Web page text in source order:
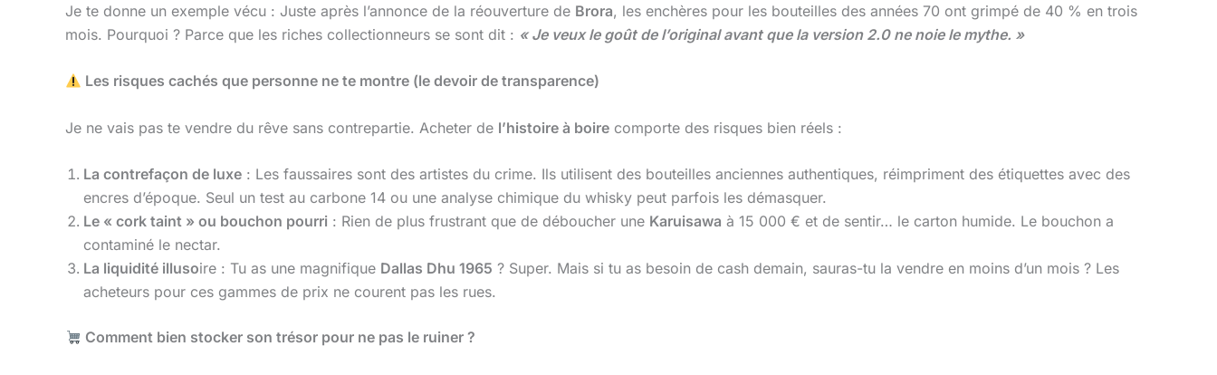
Je te donne un exemple vécu : Juste après l’annonce de la réouverture de Brora, les enchères pour les bouteilles des années 70 ont grimpé de 40 % en trois
mois. Pourquoi ? Parce que les riches collectionneurs se sont dit : « Je veux le goût de l’original avant que la version 2.0 ne noie le mythe. »
Les risques cachés que personne ne te montre (le devoir de transparence)
Je ne vais pas te vendre du rêve sans contrepartie. Acheter de l’histoire à boire comporte des risques bien réels :
La contrefaçon de luxe : Les faussaires sont des artistes du crime. Ils utilisent des bouteilles anciennes authentiques, réimpriment des étiquettes avec des
encres d’époque. Seul un test au carbone 14 ou une analyse chimique du whisky peut parfois les démasquer.
Le « cork taint » ou bouchon pourri : Rien de plus frustrant que de déboucher une Karuisawa à 15 000 € et de sentir… le carton humide. Le bouchon a
contaminé le nectar.
La liquidité illusoire : Tu as une magnifique Dallas Dhu 1965 ? Super. Mais si tu as besoin de cash demain, sauras-tu la vendre en moins d’un mois ? Les
acheteurs pour ces gammes de prix ne courent pas les rues.
Comment bien stocker son trésor pour ne pas le ruiner ?